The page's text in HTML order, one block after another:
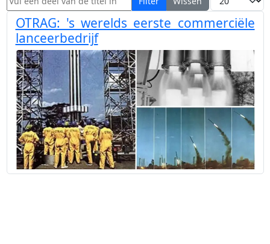
OTRAG: 's werelds eerste commerciële
lanceerbedrijf